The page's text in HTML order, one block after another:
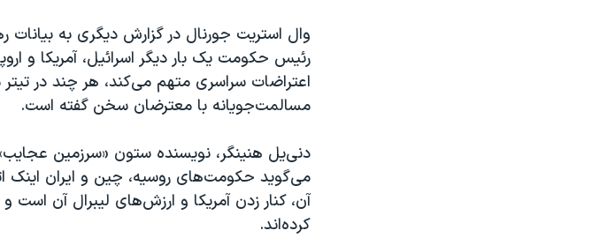
وال استریت جورنال در گزارش دیگری به
رئیس حکومت یک بار دیگر اسرائيل، آمریکا و
اعتراضات سراسری متهم می‌کند، هر چند در
مسالمت‌جویانه با معترضان سخن گفته است.
دنی‌یل هنینگر، نویسنده ستون «سرزمین
می‌گوید حکومت‌های روسیه، چین و ایران
آن، کنار زدن آمریکا و ارزش‌های لیبرال آن
کرده‌اند.